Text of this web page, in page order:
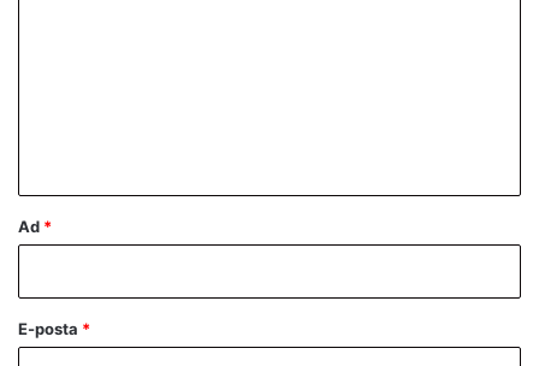
Ad *
E-posta *